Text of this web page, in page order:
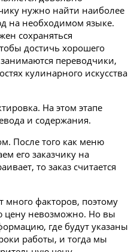
нужно найти наиболее
на необходимом языке.
сохраняться
достичь хорошего
переводчики,
кулинарного искусства
На этом этапе
и содержания.
После того как меню
его заказчику на
то заказ считается
много факторов, поэтому
цену невозможно. Но вы
где будут указаны
работы, и тогда мы